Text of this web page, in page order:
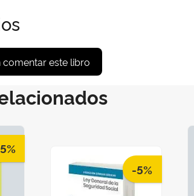
comentar este libro
-5%